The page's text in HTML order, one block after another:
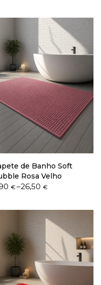
de Banho Soft
Rosa Velho
€–26,50 €
€